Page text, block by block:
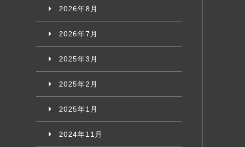
2026年8月
2026年7月
2025年3月
2025年2月
2025年1月
2024年11月